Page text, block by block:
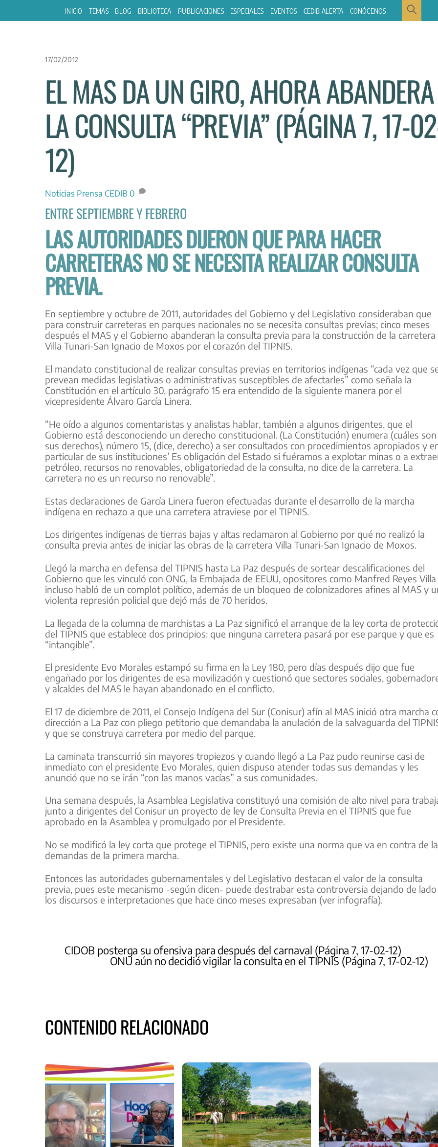
INICIO TEMAS BLOG BIBLIOTECA PUBLICACIONES ESPECIALES EVENTOS CEDIB ALERTA CONÓCENOS
17/02/2012
EL MAS DA UN GIRO, AHORA ABANDERA
LA CONSULTA “PREVIA” (PÁGINA 7, 17-
12)
Noticias Prensa CEDIB 0
ENTRE SEPTIEMBRE Y FEBRERO
LAS AUTORIDADES DIJERON QUE PARA HACER
CARRETERAS NO SE NECESITA REALIZAR CONSULTA
PREVIA.
En septiembre y octubre de 2011, autoridades del Gobierno y del Legislativo consideraban que
para construir carreteras en parques nacionales no se necesita consultas previas; cinco meses
después el MAS y el Gobierno abanderan la consulta previa para la construcción de la carretera
Villa Tunari-San Ignacio de Moxos por el corazón del TIPNIS.
El mandato constitucional de realizar consultas previas en territorios indígenas “cada vez que
prevean medidas legislativas o administrativas susceptibles de afectarles” como señala la
Constitución en el artículo 30, parágrafo 15 era entendido de la siguiente manera por el
vicepresidente Álvaro García Linera.
“He oído a algunos comentaristas y analistas hablar, también a algunos dirigentes, que el
Gobierno está desconociendo un derecho constitucional. (La Constitución) enumera (cuáles son
sus derechos), número 15, (dice, derecho) a ser consultados con procedimientos apropiados y
particular de sus instituciones’ Es obligación del Estado si fuéramos a explotar minas o a
petróleo, recursos no renovables, obligatoriedad de la consulta, no dice de la carretera. La
carretera no es un recurso no renovable”.
Estas declaraciones de García Linera fueron efectuadas durante el desarrollo de la marcha
indígena en rechazo a que una carretera atraviese por el TIPNIS.
Los dirigentes indígenas de tierras bajas y altas reclamaron al Gobierno por qué no realizó la
consulta previa antes de iniciar las obras de la carretera Villa Tunari-San Ignacio de Moxos.
Llegó la marcha en defensa del TIPNIS hasta La Paz después de sortear descalificaciones del
Gobierno que les vinculó con ONG, la Embajada de EEUU, opositores como Manfred Reyes Villa
incluso habló de un complot político, además de un bloqueo de colonizadores afines al MAS y
violenta represión policial que dejó más de 70 heridos.
La llegada de la columna de marchistas a La Paz significó el arranque de la ley corta de
del TIPNIS que establece dos principios: que ninguna carretera pasará por ese parque y que es
“intangible”.
El presidente Evo Morales estampó su firma en la Ley 180, pero días después dijo que fue
engañado por los dirigentes de esa movilización y cuestionó que sectores sociales,
y alcaldes del MAS le hayan abandonado en el conflicto.
El 17 de diciembre de 2011, el Consejo Indígena del Sur (Conisur) afín al MAS inició otra marcha
dirección a La Paz con pliego petitorio que demandaba la anulación de la salvaguarda del
y que se construya carretera por medio del parque.
La caminata transcurrió sin mayores tropiezos y cuando llegó a La Paz pudo reunirse casi de
inmediato con el presidente Evo Morales, quien dispuso atender todas sus demandas y les
anunció que no se irán “con las manos vacías” a sus comunidades.
Una semana después, la Asamblea Legislativa constituyó una comisión de alto nivel para
junto a dirigentes del Conisur un proyecto de ley de Consulta Previa en el TIPNIS que fue
aprobado en la Asamblea y promulgado por el Presidente.
No se modificó la ley corta que protege el TIPNIS, pero existe una norma que va en contra de
demandas de la primera marcha.
Entonces las autoridades gubernamentales y del Legislativo destacan el valor de la consulta
previa, pues este mecanismo -según dicen- puede destrabar esta controversia dejando de lado
los discursos e interpretaciones que hace cinco meses expresaban (ver infografía).
CIDOB posterga su ofensiva para después del carnaval (Página 7, 17-02-12)
ONU aún no decidió vigilar la consulta en el TIPNIS (Página 7, 17-02-12)
CONTENIDO RELACIONADO